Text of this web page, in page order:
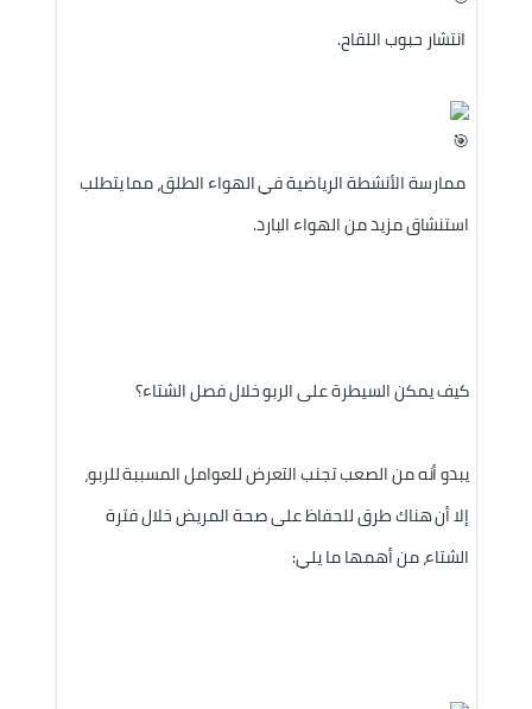
انتشار حبوب اللقاح.
ممارسة الأنشطة الرياضية في الهواء الطلق، مما يتطلب
استنشاق مزيد من الهواء البارد.
كيف يمكن السيطرة على الربو خلال فصل الشتاء؟
يبدو أنه من الصعب تجنب التعرض للعوامل المسببة للربو،
إلا أن هناك طرق للحفاظ على صحة المريض خلال فترة
الشتاء، من أهمها ما يلي: